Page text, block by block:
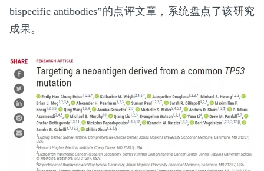
bispecific antibodies”的点评文章，系统盘点了该研究
成果。